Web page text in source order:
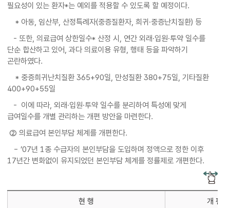
필요성이 있는 환자*는 예외를 적용할 수 있도록 할 예정이다.
* 아동, 임산부, 산정특례자(중증질환자, 희귀·중증난치질환) 등
- 또한, 의료급여 상한일수* 산정 시, 연간 외래·입원·투약 일수를
단순 합산하고 있어, 과다 의료이용 유형, 행태 등을 파악하기
곤란하였다.
* 중증희귀난치질환 365+90일, 만성질환 380+75일, 기타질환
400+90+55일
- 이에 따라, 외래·입원·투약 일수를 분리하여 특성에 맞게
급여일수를 개별 관리하는 개편 방안을 마련한다.
② 의료급여 본인부담 체계를 개편한다.
- ’07년 1종 수급자의 본인부담을 도입하며 정액으로 정한 이후
17년간 변화없이 유지되었던 본인부담 체계를 정률제로 개편한다.
현 행 개 편